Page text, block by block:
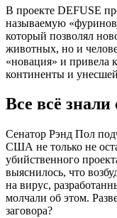
В проекте DEFUSE
называемую
который позволял
животных, но и
«новация» и привела
континенты и
Все всё знали
Сенатор Рэнд Пол
США не только не
убийственного
выяснилось, что
на вирус,
молчали об этом.
заговора?